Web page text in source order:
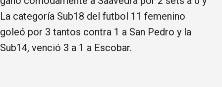
La categoría Sub18 del futbol 11 femenino
goleó por 3 tantos contra 1 a San Pedro y la
Sub14, venció 3 a 1 a Escobar.